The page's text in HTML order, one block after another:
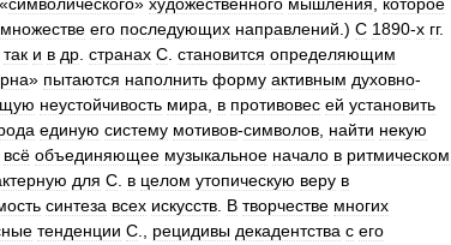
множестве его последующих направлений .) С 1890-х гг.
так и в др странах С становится определяющим
» пытаются наполнить форму активным духовно-
неустойчивость мира в противовес ей установить
единую систему мотивов-символов найти некую
всё объединяющее музыкальное начало в ритмическом
для С в целом утопическую веру в
синтеза всех искусств В творчестве многих
тенденции С рецидивы декадентства с его